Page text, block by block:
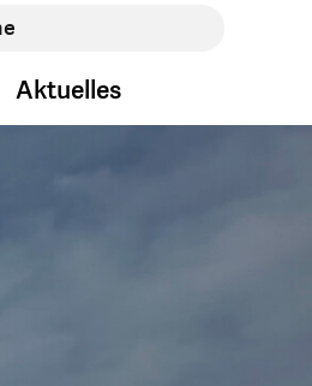
Aktuelles